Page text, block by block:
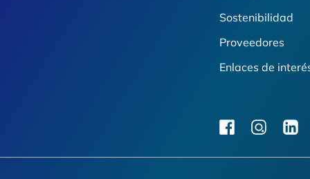
Sostenibilidad
Proveedores
Enlaces de
facebookinstagram
linkedin